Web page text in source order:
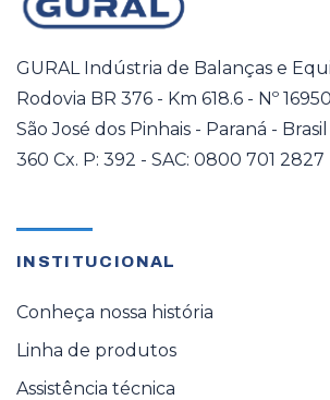
GURAL Indústria de Balanças e
Rodovia BR 376 - Km 618.6 - Nº
São José dos Pinhais - Paraná -
360 Cx. P: 392 - SAC: 0800 701 2827
INSTITUCIONAL
Conheça nossa história
Linha de produtos
Assistência técnica